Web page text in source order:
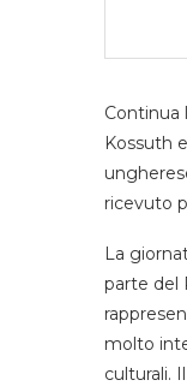
Continua
Kossuth
ricevuto
La
parte del
molto
culturali.